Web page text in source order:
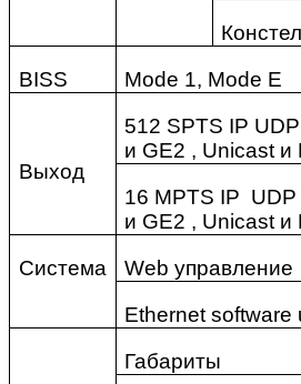
BISS
Mode 1, Mode E
Выход
512 SPTS IP UDP
и GE2 , Unicastи
16 MPTS IP UDP
и GE2 , Unicastи
Система
Web управление
Ethernet software
Габариты